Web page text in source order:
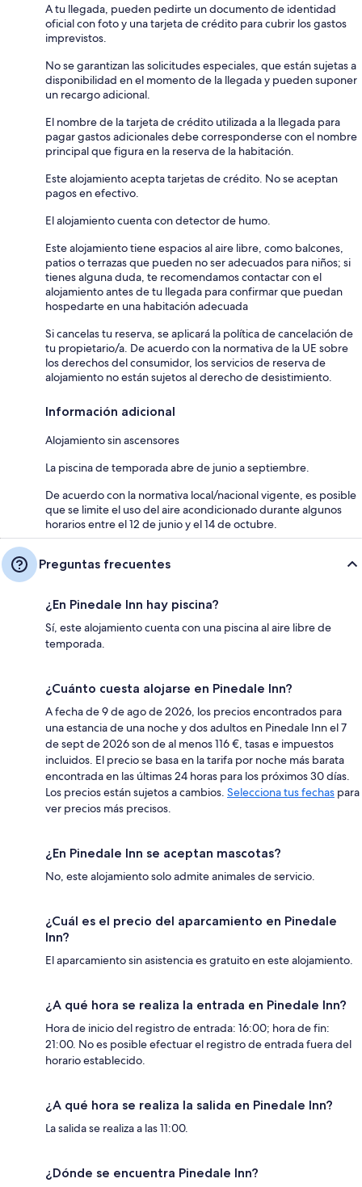
A tu llegada, pueden pedirte un documento de identidad
oficial con foto y una tarjeta de crédito para cubrir los gastos
imprevistos.
No se garantizan las solicitudes especiales, que están sujetas a
disponibilidad en el momento de la llegada y pueden suponer
un recargo adicional.
El nombre de la tarjeta de crédito utilizada a la llegada para
pagar gastos adicionales debe corresponderse con el nombre
principal que figura en la reserva de la habitación.
Este alojamiento acepta tarjetas de crédito. No se aceptan
pagos en efectivo.
El alojamiento cuenta con detector de humo.
Este alojamiento tiene espacios al aire libre, como balcones,
patios o terrazas que pueden no ser adecuados para niños; si
tienes alguna duda, te recomendamos contactar con el
alojamiento antes de tu llegada para confirmar que puedan
hospedarte en una habitación adecuada
Si cancelas tu reserva, se aplicará la política de cancelación de
tu propietario/a. De acuerdo con la normativa de la UE sobre
los derechos del consumidor, los servicios de reserva de
alojamiento no están sujetos al derecho de desistimiento.
Información adicional
Alojamiento sin ascensores
La piscina de temporada abre de junio a septiembre.
De acuerdo con la normativa local/nacional vigente, es posible
que se limite el uso del aire acondicionado durante algunos
horarios entre el 12 de junio y el 14 de octubre.
Preguntas frecuentes
¿En Pinedale Inn hay piscina?
Sí, este alojamiento cuenta con una piscina al aire libre de
temporada.
¿Cuánto cuesta alojarse en Pinedale Inn?
A fecha de 9 de ago de 2026, los precios encontrados para
una estancia de una noche y dos adultos en Pinedale Inn el 7
de sept de 2026 son de al menos 116 €, tasas e impuestos
incluidos. El precio se basa en la tarifa por noche más barata
encontrada en las últimas 24 horas para los próximos 30 días.
Los precios están sujetos a cambios. Selecciona tus fechas para
ver precios más precisos.
¿En Pinedale Inn se aceptan mascotas?
No, este alojamiento solo admite animales de servicio.
¿Cuál es el precio del aparcamiento en Pinedale
Inn?
El aparcamiento sin asistencia es gratuito en este alojamiento.
¿A qué hora se realiza la entrada en Pinedale Inn?
Hora de inicio del registro de entrada: 16:00; hora de fin:
21:00. No es posible efectuar el registro de entrada fuera del
horario establecido.
¿A qué hora se realiza la salida en Pinedale Inn?
La salida se realiza a las 11:00.
¿Dónde se encuentra Pinedale Inn?